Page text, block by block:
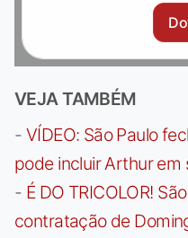
VEJA TAMBÉM
- VÍDEO: São Paulo
pode incluir Arthur em
- É DO TRICOLOR!
contratação de